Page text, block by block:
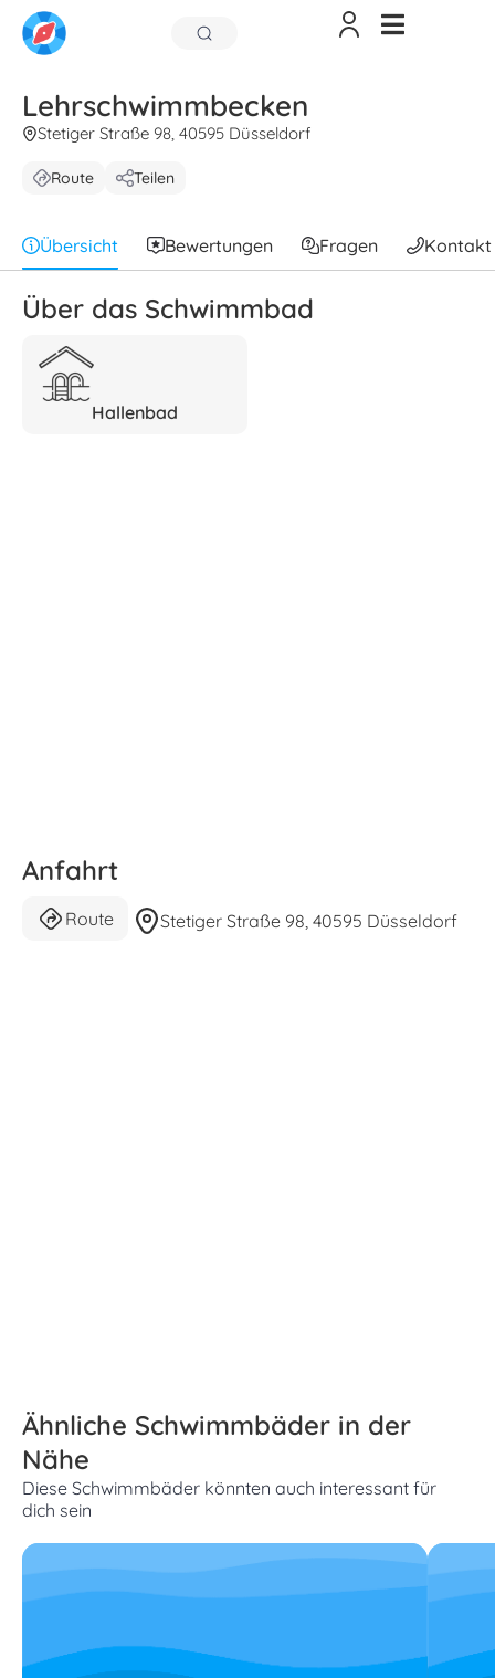
Lehrschwimmbecken
Stetiger Straße 98, 40595 Düsseldorf
Route Teilen
Übersicht Bewertungen Fragen Kontakt
Über das Schwimmbad
Hallenbad
Anfahrt
Route Stetiger Straße 98, 40595 Düsseldorf
Ähnliche Schwimmbäder in der
Nähe
Diese Schwimmbäder könnten auch interessant für
dich sein